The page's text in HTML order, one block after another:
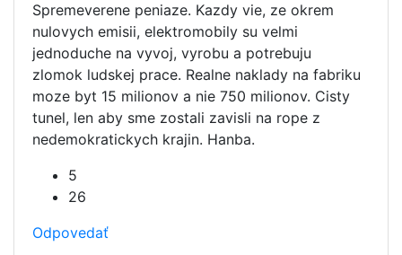
Spremeverene peniaze. Kazdy vie, ze okrem
nulovych emisii, elektromobily su velmi
jednoduche na vyvoj, vyrobu a potrebuju
zlomok ludskej prace. Realne naklady na fabriku
moze byt 15 milionov a nie 750 milionov. Cisty
tunel, len aby sme zostali zavisli na rope z
nedemokratickych krajin. Hanba.
5
26
Odpovedať